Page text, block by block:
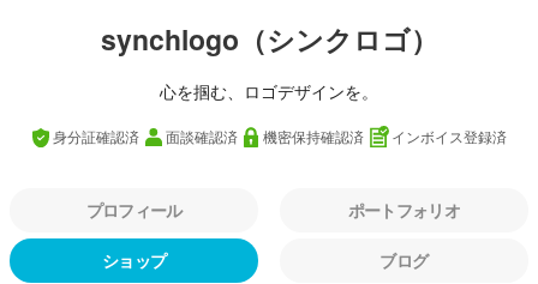
synchlogo（シンクロゴ）
心を掴む、ロゴデザインを。
身分証確認済 面談確認済 機密保持確認済 インボイス登録済
プロフィール ポートフォリオ
ショップ ブログ